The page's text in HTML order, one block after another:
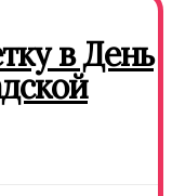
в День